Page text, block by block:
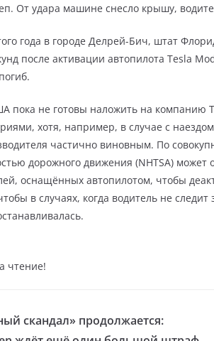
От удара машине снесло крышу,
года в городе Делрей-Бич, штат
после активации автопилота Tesla
пока не готовы наложить на компанию
хотя, например, в случае с
частично виновным. По
дорожного движения (NHTSA)
оснащённых автопилотом, чтобы
в случаях, когда водитель не
чтение!
скандал» продолжается: